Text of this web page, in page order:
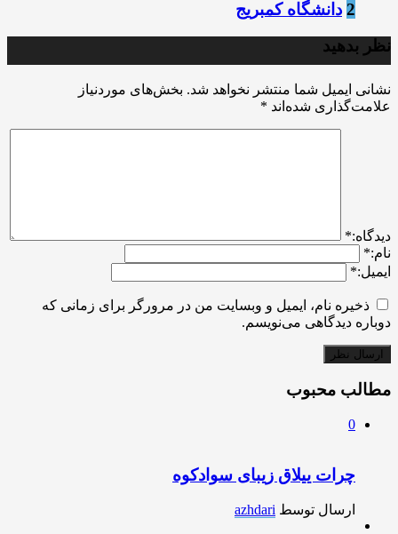
2 دانشگاه کمبریج
نظر بدهید
نشانی ایمیل شما منتشر نخواهد شد. بخش‌های موردنیاز
علامت‌گذاری شده‌اند *
ديدگاه:*
نام:*
ایمیل:*
ذخیره نام، ایمیل و وبسایت من در مرورگر برای زمانی که
دوباره دیدگاهی می‌نویسم.
مطالب محبوب
0
چرات ییلاق زیبای سوادکوه
ارسال توسط azhdari